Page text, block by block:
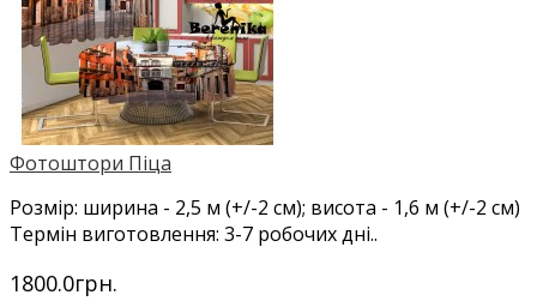
Фотоштори Піца
Розмір: ширина - 2,5 м (+/-2 см); висота - 1,6 м (+/-2 см)
Термін виготовлення: 3-7 робочих дні..
1800.0грн.